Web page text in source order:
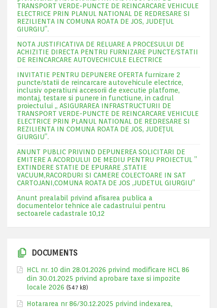
TRANSPORT VERDE-PUNCTE DE REINCARCARE VEHICULE
ELECTRICE PRIN PLANUL NATIONAL DE REDRESARE SI
REZILIENTA IN COMUNA ROATA DE JOS, JUDEŢUL
GIURGIU”.
NOTA JUSTIFICATIVA DE RELUARE A PROCESULUI DE
ACHIZITIE DIRECTA PENTRU FURNIZARE PUNCTE/STATII
DE REINCARCARE AUTOVECHICULE ELECTRICE
INVITATIE PENTRU DEPUNERE OFERTA furnizare 2
puncte/statii de reincarcare autovehicule electrice,
inclusiv operatiuni accesorii de executie platfome,
montaj, testare si punere in functiune, in cadrul
proiectului „ ASIGURAREA INFRASTRUCTURII DE
TRANSPORT VERDE-PUNCTE DE REINCARCARE VEHICULE
ELECTRICE PRIN PLANUL NATIONAL DE REDRESARE SI
REZILIENTA IN COMUNA ROATA DE JOS, JUDEŢUL
GIURGIU”.
ANUNT PUBLIC PRIVIND DEPUNEREA SOLICITARI DE
EMITERE A ACORDULUI DE MEDIU PENTRU PROIECTUL ”
EXTINDERE STATIE DE EPURARE ,STATIE
VACUUM,RACORDURI SI CAMERE COLECTOARE IN SAT
CARTOJANI,COMUNA ROATA DE JOS ,JUDETUL GIURGIU”
Anunt prealabil privind afisarea publica a
documentelor tehnice ale cadastrului pentru
sectoarele cadastrale 10,12
DOCUMENTS
HCL nr. 10 din 28.01.2026 privind modificare HCL 86
din 30.01.2025 privind aprobare taxe si impozite
locale 2026 (547 kB)
Hotararea nr 86/30.12.2025 privind indexarea,